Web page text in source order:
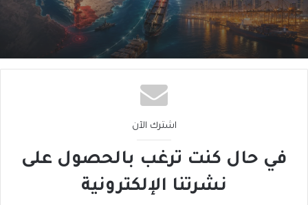
أَمنُ الخليج في زمنِ التحوُّلاتِ الكبرى (3 من 5)
اشترك الآن
في حال كنت ترغب بالحصول على
نشرتنا الإلكترونية